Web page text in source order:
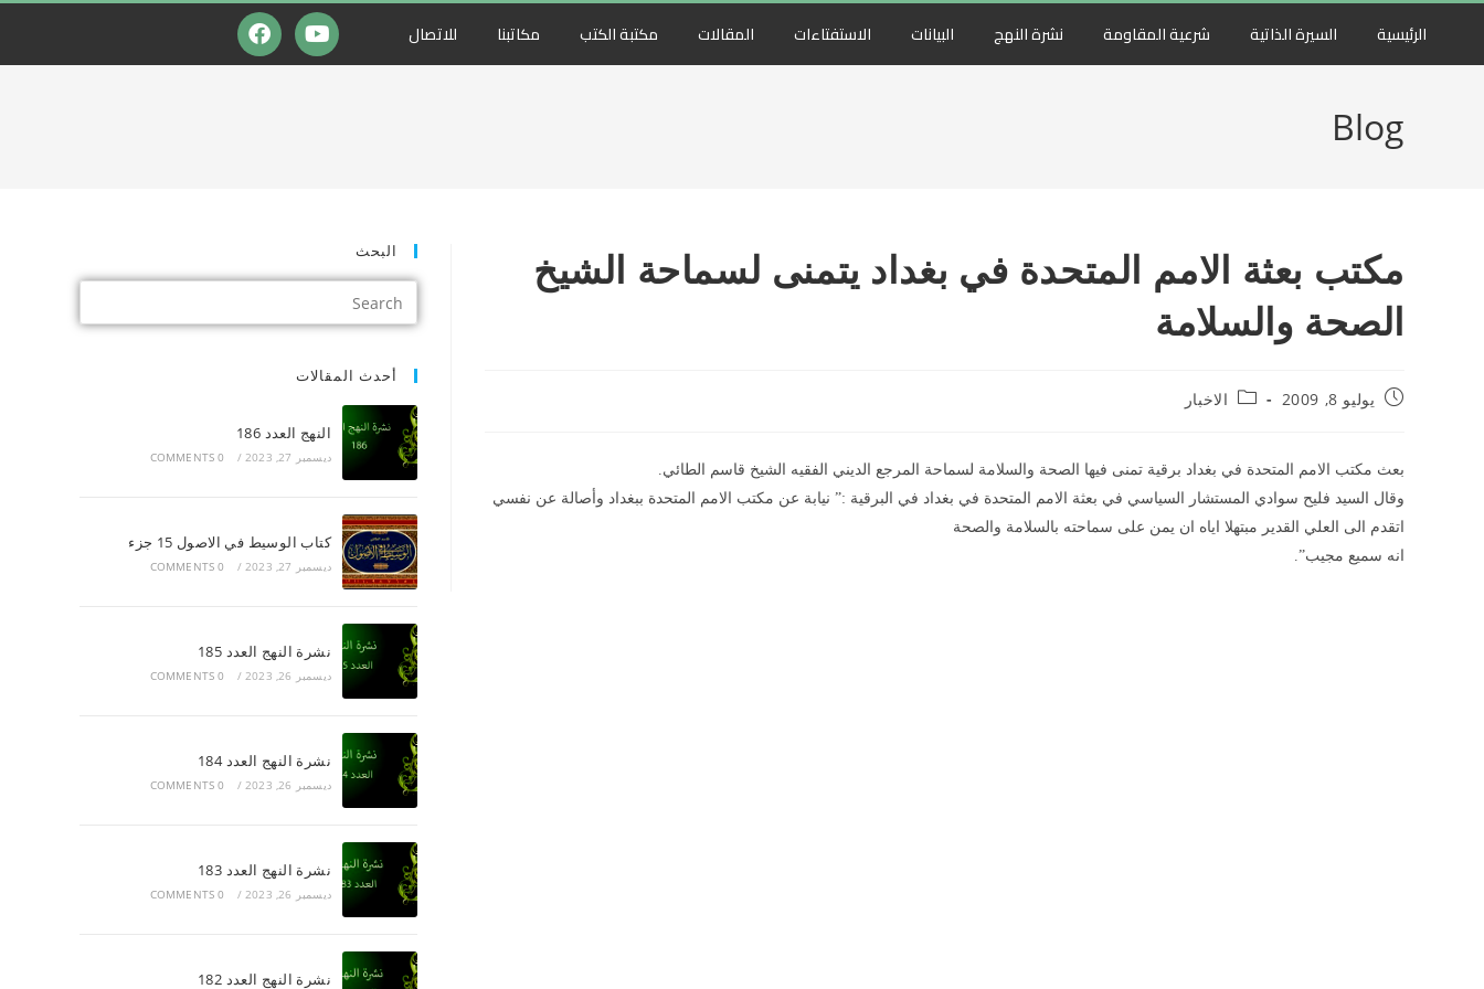
الرئيسية السيرة الذاتية شرعية المقاومة نشرة النهج البيانات الاستفتاءات المقالات مكتبة الكتب مكاتبنا للاتصال
Blog
مكتب بعثة الامم المتحدة في بغداد يتمنى لسماحة الشيخ
الصحة والسلامة
يوليو 8, 2009 الاخبار
بعث مكتب الامم المتحدة في بغداد برقية تمنى فيها الصحة والسلامة لسماحة المرجع الديني الفقيه الشيخ قاسم الطائي.
وقال السيد فليح سوادي المستشار السياسي في بعثة الامم المتحدة في بغداد في البرقية :” نيابة عن مكتب الامم المتحدة ببغداد وأصالة عن نفسي
اتقدم الى العلي القدير مبتهلا اياه ان يمن على سماحته بالسلامة والصحة
انه سميع مجيب”.
البحث
أحدث المقالات
النهج العدد 186
ديسمبر 27, 2023 /
0 COMMENTS
كتاب الوسيط في الاصول 15 جزء
ديسمبر 27, 2023 /
0 COMMENTS
نشرة النهج العدد 185
ديسمبر 26, 2023 /
0 COMMENTS
نشرة النهج العدد 184
ديسمبر 26, 2023 /
0 COMMENTS
نشرة النهج العدد 183
ديسمبر 26, 2023 /
0 COMMENTS
نشرة النهج العدد 182